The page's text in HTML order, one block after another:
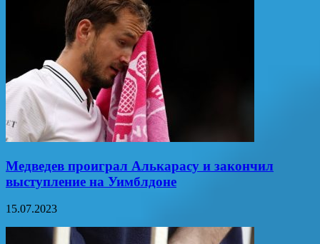
Медведев проиграл Алькарасу и закончил
выступление на Уимблдоне
15.07.2023